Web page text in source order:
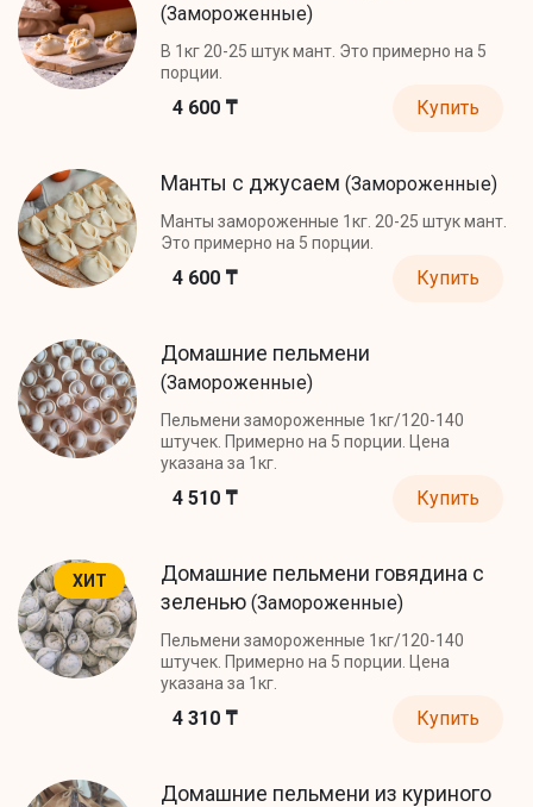
(Замороженные)
В 1кг 20-25 штук мант. Это примерно на 5
порции.
4 600 ₸ Купить
Манты с джусаем (Замороженные)
Манты замороженные 1кг. 20-25 штук мант.
Это примерно на 5 порции.
4 600 ₸ Купить
Домашние пельмени
(Замороженные)
Пельмени замороженные 1кг/120-140
штучек. Примерно на 5 порции. Цена
указана за 1кг.
4 510 ₸ Купить
ХИТ
Домашние пельмени говядина с
зеленью (Замороженные)
Пельмени замороженные 1кг/120-140
штучек. Примерно на 5 порции. Цена
указана за 1кг.
4 310 ₸ Купить
Домашние пельмени из куриного